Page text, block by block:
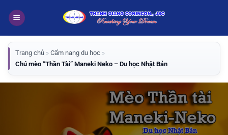
qua
dung
Trang chủ » Cẩm nang du học »
Chú mèo “Thần Tài” Maneki Neko – Du học Nhật Bản